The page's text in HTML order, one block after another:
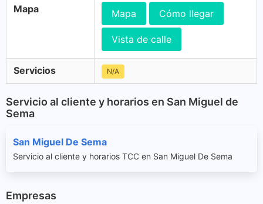
Mapa Mapa Cómo llegar
Vista de calle
Servicios N/A
Servicio al cliente y horarios en San Miguel de
Sema
San Miguel De Sema
Servicio al cliente y horarios TCC en San Miguel De Sema
Empresas